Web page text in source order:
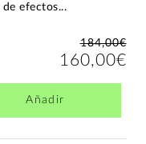
efectos...
184,00€
160,00€
Añadir